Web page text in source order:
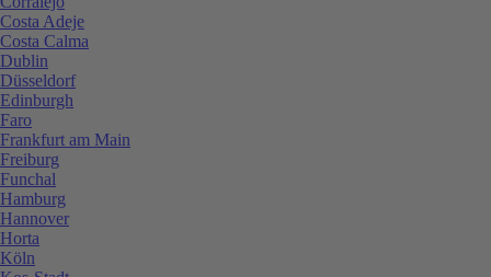
Costa Adeje
Costa Calma
Dublin
Düsseldorf
Edinburgh
Faro
Frankfurt am Main
Freiburg
Funchal
Hamburg
Hannover
Horta
Köln